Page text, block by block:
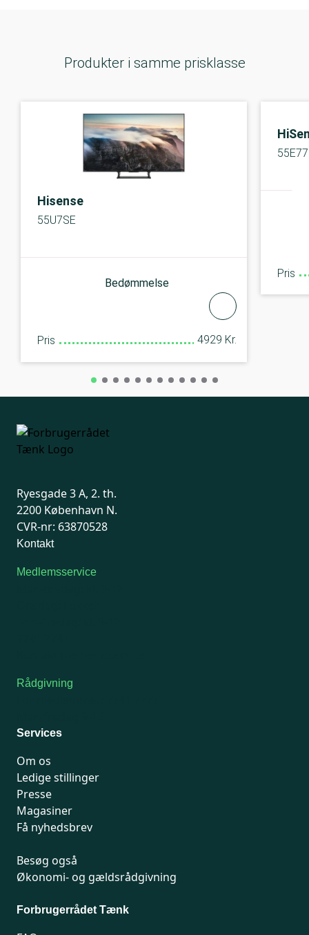
Produkter i samme prisklasse
Hisense
55U7SE
Bedømmelse
Pris 4929 Kr.
Pris
Ryesgade 3 A, 2. th.
2200 København N.
CVR-nr: 63870528
Kontakt
Medlemsservice
Rådgivning
Services
Om os
Ledige stillinger
Presse
Magasiner
Få nyhedsbrev
Besøg også
Økonomi- og gældsrådgivning
Forbrugerrådet Tænk